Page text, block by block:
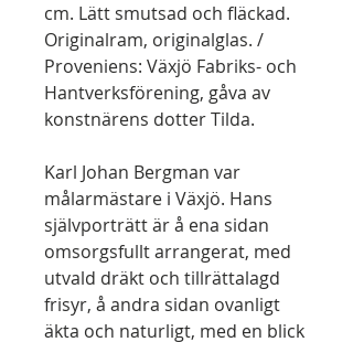
cm. Lätt smutsad och fläckad.
Originalram, originalglas. /
Proveniens: Växjö Fabriks- och
Hantverksförening, gåva av
konstnärens dotter Tilda.
Karl Johan Bergman var
målarmästare i Växjö. Hans
självporträtt är å ena sidan
omsorgsfullt arrangerat, med
utvald dräkt och tillrättalagd
frisyr, å andra sidan ovanligt
äkta och naturligt, med en blick